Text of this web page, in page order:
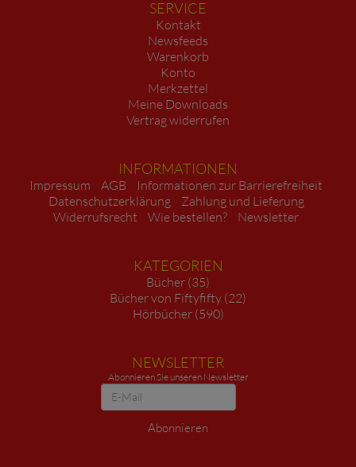
SERVICE
Kontakt
Newsfeeds
Warenkorb
Konto
Merkzettel
Meine Downloads
Vertrag widerrufen
INFORMATIONEN
Impressum AGB
Informationen zur Barrierefreiheit
Datenschutzerklärung
Zahlung und Lieferung
Widerrufsrecht
Wie bestellen? Newsletter
KATEGORIEN
Bücher (35)
Bücher von Fiftyfifty (22)
Hörbücher (590)
NEWSLETTER
Abonnieren Sie unseren Newsletter
Newsletter
Abonnieren